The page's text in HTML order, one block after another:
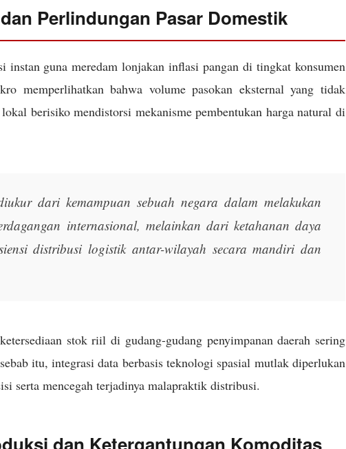
Perlindungan Pasar Domestik
guna meredam lonjakan inflasi pangan di tingkat konsumen
memperlihatkan bahwa volume pasokan eksternal yang tidak
berisiko mendistorsi mekanisme pembentukan harga natural di
dari kemampuan sebuah negara dalam melakukan
internasional, melainkan dari ketahanan daya
distribusi logistik antar-wilayah secara mandiri dan
stok riil di gudang-gudang penyimpanan daerah sering
itu, integrasi data berbasis teknologi spasial mutlak diperlukan
serta mencegah terjadinya malapraktik distribusi.
dan Ketergantungan Komoditas